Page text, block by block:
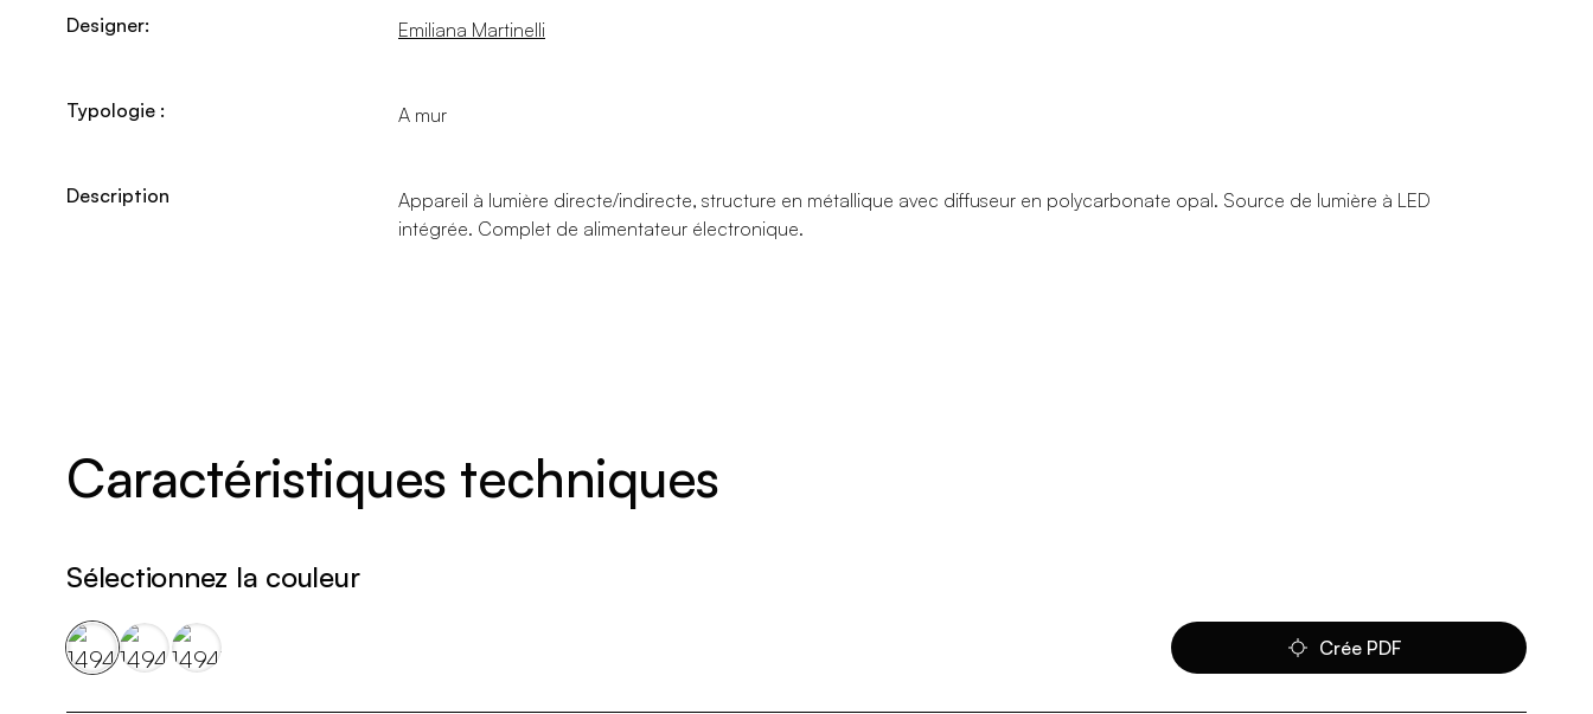
Designer: Emiliana Martinelli
Typologie : A mur
Description
Appareil à lumière directe/indirecte, structure en métallique avec diffuseur en polycarbonate opal. Source de lumière à LED
intégrée. Complet de alimentateur électronique.
Caractéristiques techniques
Sélectionnez la couleur
Crée PDF